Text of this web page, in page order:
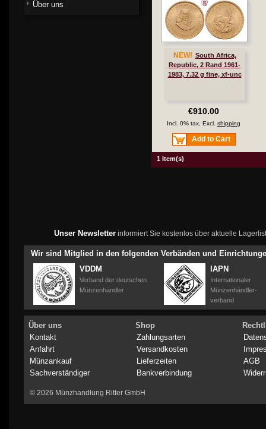
NEW! South Africa,
Republic, 2 Rand 1961-
1983, 7.32 g fine, xf-unc
€910.00
Incl. 0% tax, Excl. shipping
Add to Cart
1 Item(s)
Über uns
Unser Newsletterinformiert Sie kostenlos über aktuelle
Wir sind Mitglied in den folgenden Verbänden und
VDDM
Verband der deutschen
Münzenhändler
IAPN
Internationaler
Münzenhändler-
verband
Über uns
Kontakt
Anfahrt
Münzankauf
Sachverständiger
Shop
Zahlungsarten
Versandkosten
Lieferzeiten
Bankverbindung
AGB
© 2026 Münzhandlung Ritter GmbH